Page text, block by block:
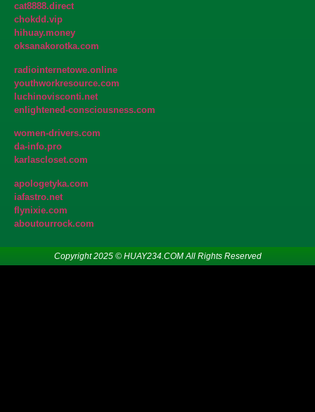
cat8888.direct
chokdd.vip
hihuay.money
oksanakorotka.com
radiointernetowe.online
youthworkresource.com
luchinovisconti.net
enlightened-consciousness.com
women-drivers.com
da-info.pro
karlascloset.com
apologetyka.com
iafastro.net
flynixie.com
aboutourrock.com
Copyright 2025 © HUAY234.COM All Rights Reserved